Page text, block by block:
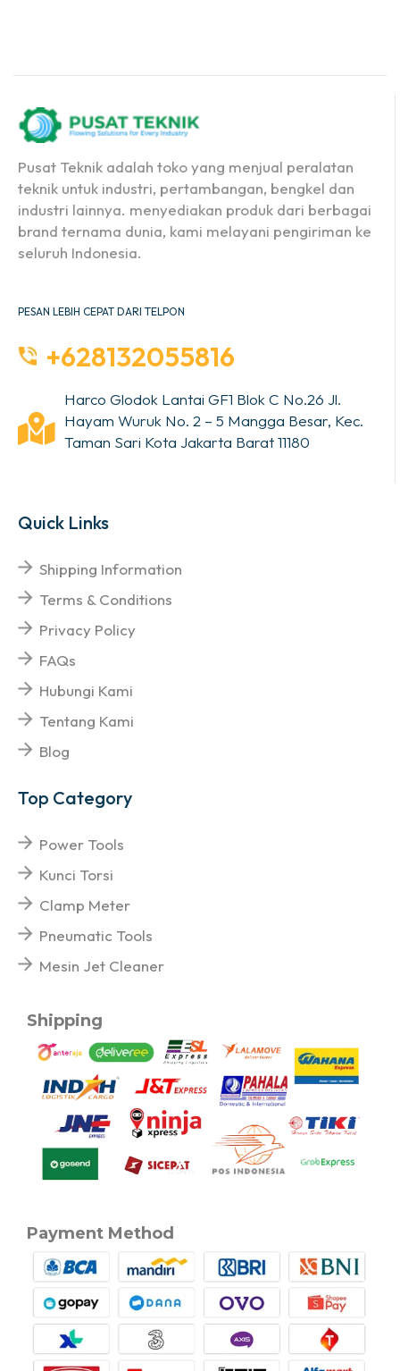
Pusat Teknik adalah toko yang menjual peralatan
teknik untuk industri, pertambangan, bengkel dan
industri lainnya. menyediakan produk dari berbagai
brand ternama dunia, kami melayani pengiriman ke
seluruh Indonesia.
PESAN LEBIH CEPAT DARI TELPON
+628132055816
Harco Glodok Lantai GF1 Blok C No.26 Jl.
Hayam Wuruk No. 2 – 5 Mangga Besar, Kec.
Taman Sari Kota Jakarta Barat 11180
Quick Links
Shipping Information
Terms & Conditions
Privacy Policy
FAQs
Hubungi Kami
Tentang Kami
Blog
Top Category
Power Tools
Kunci Torsi
Clamp Meter
Pneumatic Tools
Mesin Jet Cleaner
Shipping
Payment Method